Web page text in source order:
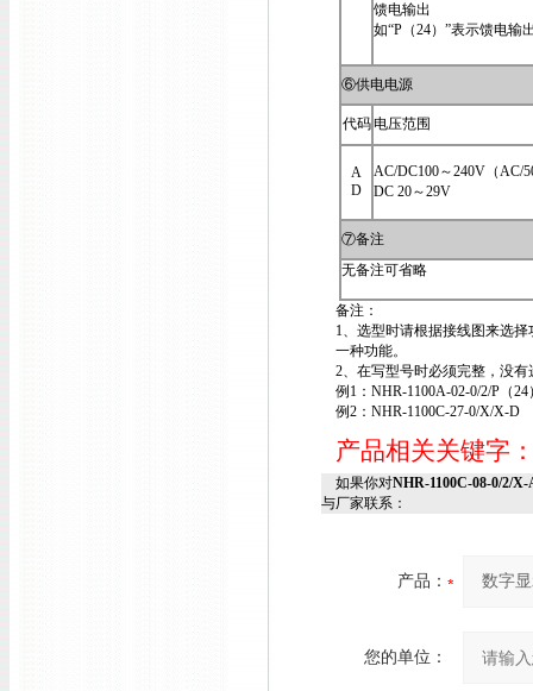
馈电输出
如“P（24）”表示馈电输
⑥供电电源
代码电压范围
A
D
AC/DC100～240V（AC/
DC 20～29V
⑦备注
无备注可省略
备注：
1、选型时请根据接线图来选
一种功能。
2、在写型号时必须完整，没
例1：NHR-1100A-02-0/2/P（24
例2：NHR-1100C-27-0/X/X-D
产品相关关键字
如果你对NHR-1100C-08-0/2/
与厂家联系：
产品：
您的单位：